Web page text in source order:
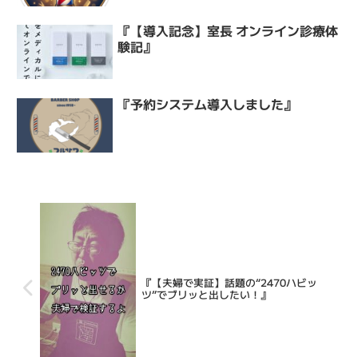
『【導入記念】室長 オンライン診療体
験記』
『予約システム導入しました』
『【夫婦で実証】話題の“2470ハビッ
ツ”でブリッと出したい！』